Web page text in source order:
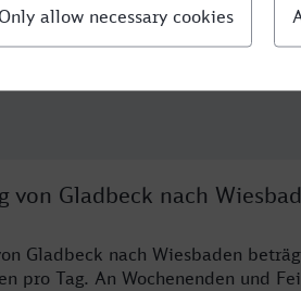
Gladbeck nach
Gladbeck nach Wiesbaden
pro Tag. An Wochenenden und